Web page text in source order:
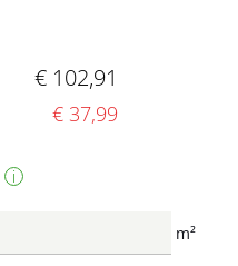
€ 102,91
€ 37,99
i
m²